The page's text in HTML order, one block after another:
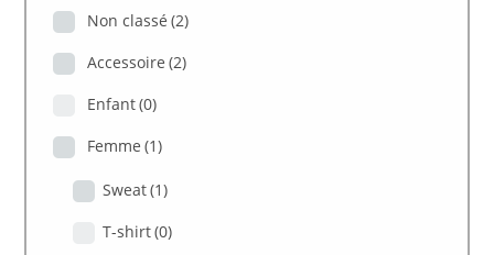
Non classé (2)
Accessoire (2)
Enfant(0)
Femme (1)
Sweat(1)
T-shirt(0)